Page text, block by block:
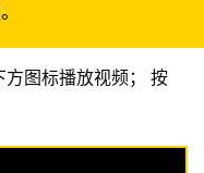
图标播放视频； 按